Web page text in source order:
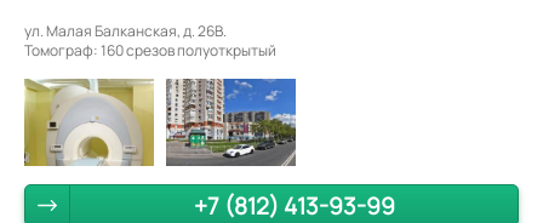
ул. Малая Балканская, д. 26В.
Томограф: 160 срезов полуоткрытый
+7 (812) 413-93-99